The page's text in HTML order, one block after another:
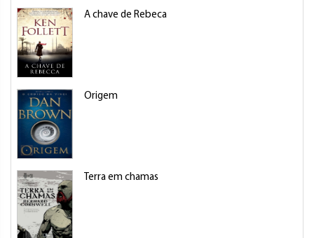
A chave de Rebeca
Origem
Terra em chamas